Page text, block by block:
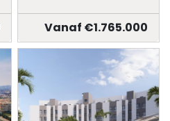
Vanaf €1.765.000